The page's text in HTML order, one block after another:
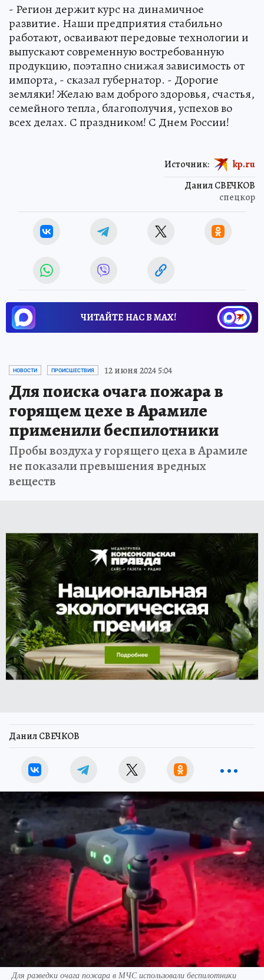
- Регион держит курс на динамичное
развитие. Наши предприятия стабильно
работают, осваивают передовые технологии и
выпускают современную востребованную
продукцию, поэтапно снижая зависимость от
импорта, - сказал губернатор. - Дорогие
земляки! Желаю вам доброго здоровья, счастья,
семейного тепла, благополучия, успехов во
всех делах. С праздником! С Днем России!
Данил СВЕЧКОВ
спецкор
Источник: kp.ru
ЧИТАЙТЕ НАС В МАХ!
НОВОСТИ ПРОИСШЕСТВИЯ 12 июня 2024 5:04
Для поиска очага пожара в
горящем цехе в Арамиле
применили беспилотники
Пробы воздуха у горящего цеха в Арамиле
не показали превышения вредных
веществ
Данил СВЕЧКОВ
Для разведки очага пожара в МЧС использовали беспилотники